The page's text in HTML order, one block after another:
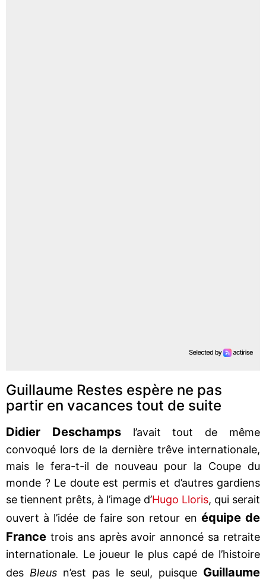
Guillaume Restes espère ne pas
partir en vacances tout de suite
Didier Deschampsl’avait tout de même
convoqué lors de la dernière trêve internationale,
mais le fera-t-il de nouveau pour la Coupe du
monde ? Le doute est permis et d’autres gardiens
se tiennent prêts, à l’image d’Hugo Lloris, qui serait
ouvert à l’idée de faire son retour en équipe de
France trois ans après avoir annoncé sa retraite
internationale. Le joueur le plus capé de l’histoire
des Bleus n’est pas le seul, puisque Guillaume